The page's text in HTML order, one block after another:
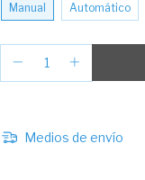
Manual Automático
Medios de envío